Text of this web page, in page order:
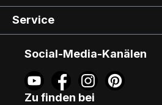
Service
Social-Media-Kanälen
Zu finden bei